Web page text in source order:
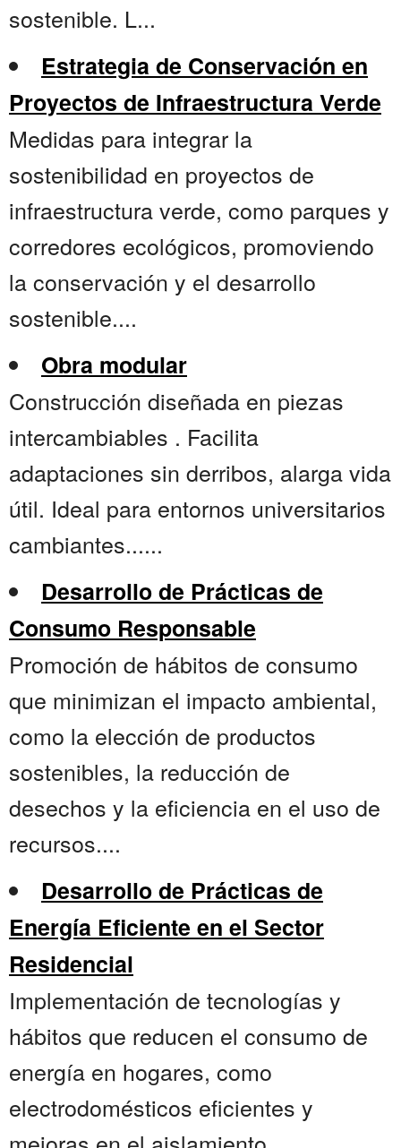
sostenible. L...
Estrategia de Conservación en
Proyectos de Infraestructura Verde
Medidas para integrar la
sostenibilidad en proyectos de
infraestructura verde, como parques y
corredores ecológicos, promoviendo
la conservación y el desarrollo
sostenible....
Obra modular
Construcción diseñada en piezas
intercambiables . Facilita
adaptaciones sin derribos, alarga vida
útil. Ideal para entornos universitarios
cambiantes......
Desarrollo de Prácticas de
Consumo Responsable
Promoción de hábitos de consumo
que minimizan el impacto ambiental,
como la elección de productos
sostenibles, la reducción de
desechos y la eficiencia en el uso de
recursos....
Desarrollo de Prácticas de
Energía Eficiente en el Sector
Residencial
Implementación de tecnologías y
hábitos que reducen el consumo de
energía en hogares, como
electrodomésticos eficientes y